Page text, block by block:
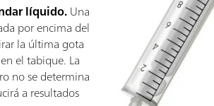
líquido.Una
por encima del
la última gota
el tabique. La
no se determina
a resultados